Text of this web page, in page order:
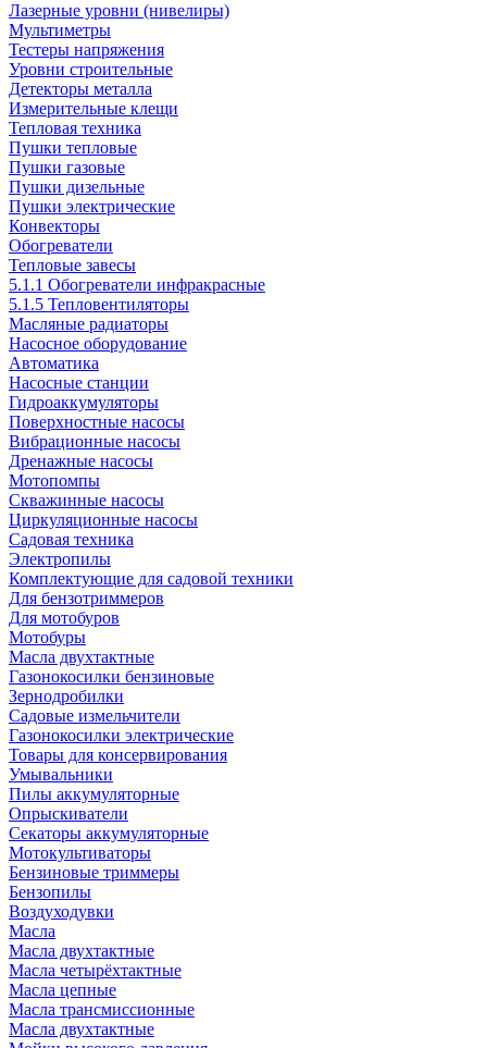
Лазерные уровни (нивелиры)
Мультиметры
Тестеры напряжения
Уровни строительные
Детекторы металла
Измерительные клещи
Тепловая техника
Пушки тепловые
Пушки газовые
Пушки дизельные
Пушки электрические
Конвекторы
Обогреватели
Тепловые завесы
5.1.1 Обогреватели инфракрасные
5.1.5 Тепловентиляторы
Масляные радиаторы
Насосное оборудование
Автоматика
Насосные станции
Гидроаккумуляторы
Поверхностные насосы
Вибрационные насосы
Дренажные насосы
Мотопомпы
Скважинные насосы
Циркуляционные насосы
Садовая техника
Электропилы
Комплектующие для садовой техники
Для бензотриммеров
Для мотобуров
Мотобуры
Масла двухтактные
Газонокосилки бензиновые
Зернодробилки
Садовые измельчители
Газонокосилки электрические
Товары для консервирования
Умывальники
Пилы аккумуляторные
Опрыскиватели
Секаторы аккумуляторные
Мотокультиваторы
Бензиновые триммеры
Бензопилы
Воздуходувки
Масла
Масла двухтактные
Масла четырёхтактные
Масла цепные
Масла трансмиссионные
Масла двухтактные